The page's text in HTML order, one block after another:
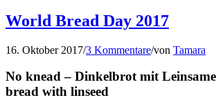
World Bread Day 2017
16. Oktober 2017/3 Kommentare/von Tamara
No knead – Dinkelbrot mit
bread with linseed